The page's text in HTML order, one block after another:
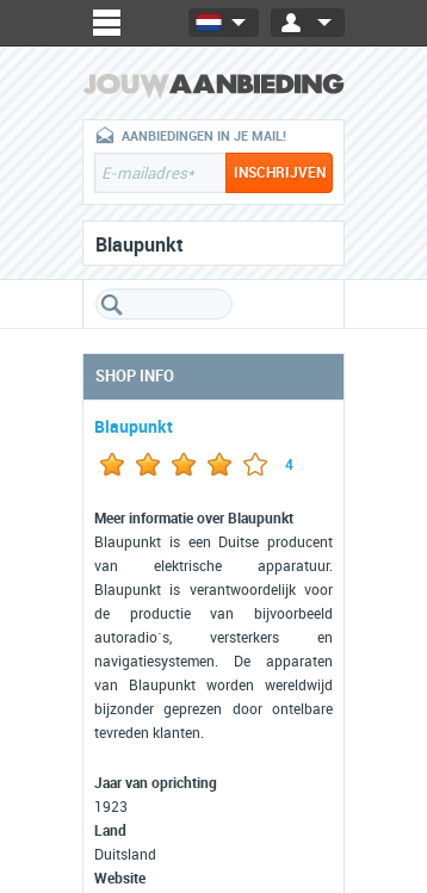
AANBIEDINGEN IN JE MAIL!
Blaupunkt
SHOP INFO
Blaupunkt
4
Meer informatie over Blaupunkt
Blaupunkt is een Duitse producent
van elektrische apparatuur.
Blaupunkt is verantwoordelijk voor
de productie van bijvoorbeeld
autoradio´s, versterkers en
navigatiesystemen. De apparaten
van Blaupunkt worden wereldwijd
bijzonder geprezen door ontelbare
tevreden klanten.
Jaar van oprichting
1923
Land
Duitsland
Website